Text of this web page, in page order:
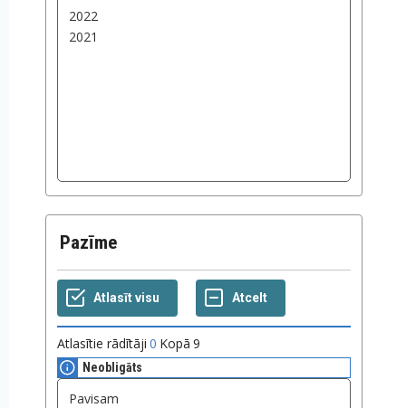
Pazīme
Atlasītie rādītāji 0 Kopā 9
Neobligāts